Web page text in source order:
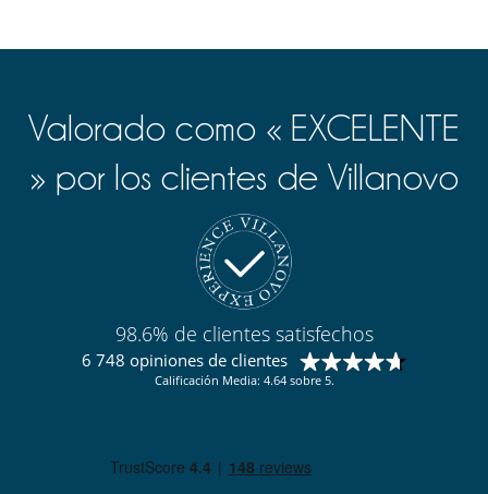
Valorado como « EXCELENTE
» por los clientes de Villanovo
98.6% de clientes satisfechos
6 748 opiniones de clientes
Calificación Media: 4.64 sobre 5.